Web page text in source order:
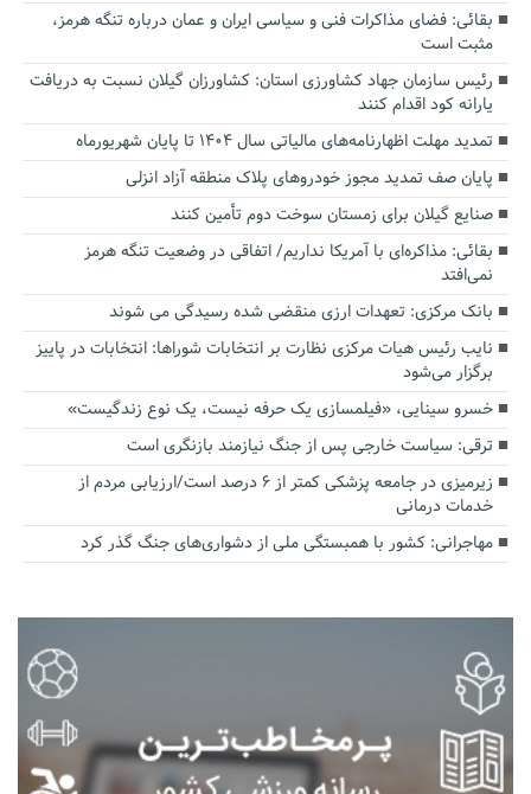
بقائی: فضای مذاکرات فنی و سیاسی ایران و عمان درباره تنگه هرمز،
مثبت است
رئیس سازمان جهاد کشاورزی استان: کشاورزان گیلان نسبت به دریافت
یارانه کود اقدام کنند
تمدید مهلت اظهارنامه‌های مالیاتی سال ۱۴۰۴ تا پایان شهریورماه
پایان صف تمدید مجوز خودروهای پلاک منطقه آزاد انزلی
صنایع گیلان برای زمستان سوخت دوم تأمین کنند
بقائی: مذاکره‌ای با آمریکا نداریم/ اتفاقی در وضعیت تنگه هرمز
نمی‌افتد
بانک مرکزی: تعهدات ارزی منقضی شده رسیدگی می شوند
نایب رئیس هیات مرکزی نظارت بر انتخابات شوراها: انتخابات در پاییز
برگزار می‌شود
خسرو سینایی، «فیلمسازی یک حرفه نیست، یک نوع زندگیست»
ترقی: سیاست خارجی پس از جنگ نیازمند بازنگری است
زیرمیزی در جامعه پزشکی کمتر از ۶ درصد است/ارزیابی مردم از
خدمات درمانی
مهاجرانی: کشور با همبستگی ملی از دشواری‌های جنگ گذر کرد